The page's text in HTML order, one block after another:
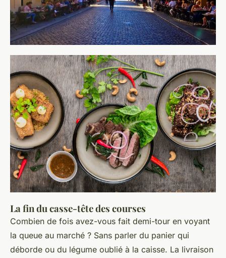
La fin du casse-tête des courses
Combien de fois avez-vous fait demi-tour en voyant
la queue au marché ? Sans parler du panier qui
déborde ou du légume oublié à la caisse. La livraison